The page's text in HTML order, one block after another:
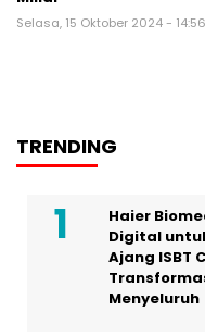
Selasa, 15 Oktober 2024 -
TRENDING
Haier
Digital
Ajang ISBT
Menyeluruh